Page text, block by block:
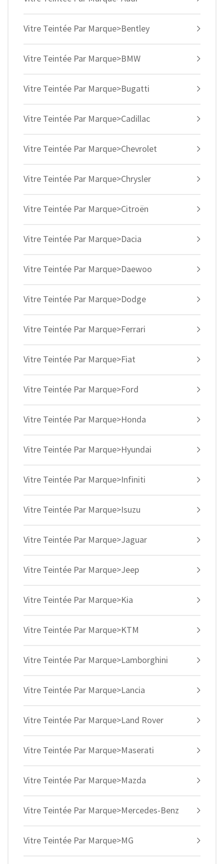
Vitre Teintée Par Marque>Bentley
Vitre Teintée Par Marque>BMW
Vitre Teintée Par Marque>Bugatti
Vitre Teintée Par Marque>Cadillac
Vitre Teintée Par Marque>Chevrolet
Vitre Teintée Par Marque>Chrysler
Vitre Teintée Par Marque>Citroën
Vitre Teintée Par Marque>Dacia
Vitre Teintée Par Marque>Daewoo
Vitre Teintée Par Marque>Dodge
Vitre Teintée Par Marque>Ferrari
Vitre Teintée Par Marque>Fiat
Vitre Teintée Par Marque>Ford
Vitre Teintée Par Marque>Honda
Vitre Teintée Par Marque>Hyundai
Vitre Teintée Par Marque>Infiniti
Vitre Teintée Par Marque>Isuzu
Vitre Teintée Par Marque>Jaguar
Vitre Teintée Par Marque>Jeep
Vitre Teintée Par Marque>Kia
Vitre Teintée Par Marque>KTM
Vitre Teintée Par Marque>Lamborghini
Vitre Teintée Par Marque>Lancia
Vitre Teintée Par Marque>Land Rover
Vitre Teintée Par Marque>Maserati
Vitre Teintée Par Marque>Mazda
Vitre Teintée Par Marque>Mercedes-Benz
Vitre Teintée Par Marque>MG